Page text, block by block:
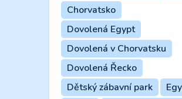
Chorvatsko
Dovolená Egypt
Dovolená v Chorvatsku
Dovolená Řecko
Dětský zábavní park